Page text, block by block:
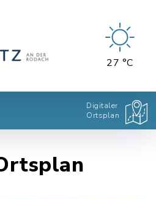
27 °C
Digitaler
Ortsplan